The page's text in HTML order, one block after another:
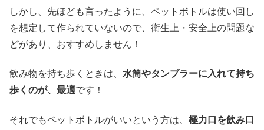
しかし、先ほども言ったように、ペットボトルは使い回し
を想定して作られていないので、衛生上・安全上の問題な
どがあり、おすすめしません！
飲み物を持ち歩くときは、 水筒やタンブラーに入れて持ち
歩くのが、最適です！
それでもペットボトルがいいという方は、 極力口を飲み口